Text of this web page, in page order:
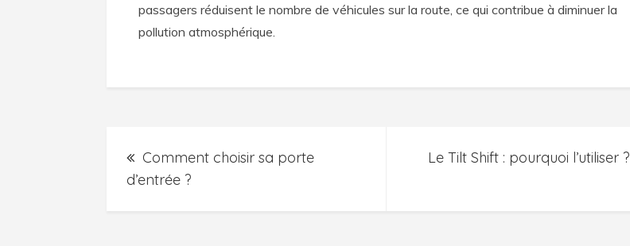
passagers réduisent le nombre de véhicules sur la route, ce qui contribue à diminuer la
pollution atmosphérique.
Post
navigation
Comment choisir sa porte
d’entrée ?
Le Tilt Shift : pourquoi l’utiliser ?